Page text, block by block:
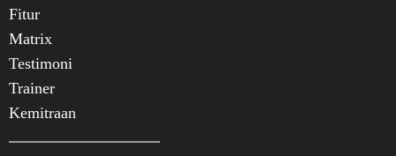
Fitur
Matrix
Testimoni
Trainer
Kemitraan